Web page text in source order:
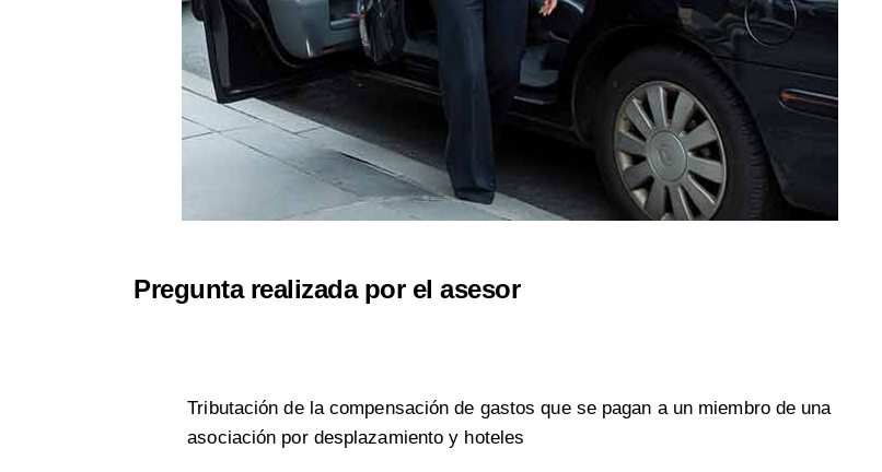
Pregunta realizada por el asesor
Tributación de la compensación de gastos que se pagan a un miembro de una
asociación por desplazamiento y hoteles